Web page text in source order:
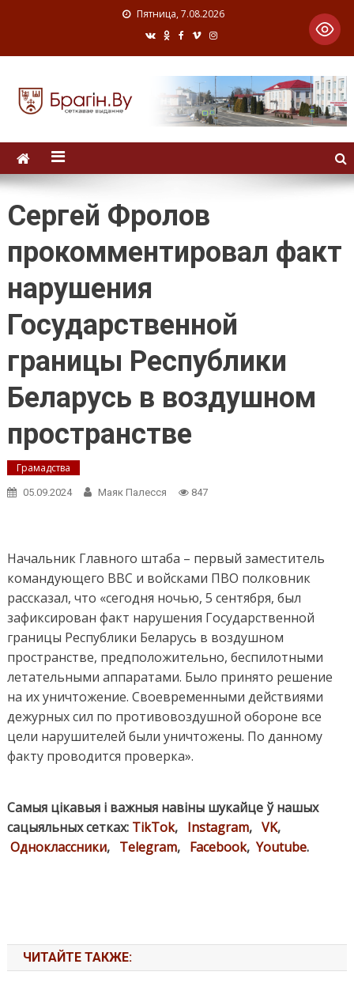
Пятница, 7.08.2026
Сергей Фролов
прокомментировал факт
нарушения
Государственной
границы Республики
Беларусь в воздушном
пространстве
Грамадства
05.09.2024 Маяк Палесся 847
Начальник Главного штаба – первый заместитель
командующего ВВС и войсками ПВО полковник
рассказал, что «сегодня ночью, 5 сентября, был
зафиксирован факт нарушения Государственной
границы Республики Беларусь в воздушном
пространстве, предположительно, беспилотными
летательными аппаратами. Было принято решение
на их уничтожение. Своевременными действиями
дежурных сил по противовоздушной обороне все
цели нарушителей были уничтожены. По данному
факту проводится проверка».
Самыя цікавыя і важныя навіны шукайце ў нашых
сацыяльных сетках: TikTok, Instagram, VK,
Одноклассники, Telegram, Facebook, Youtube.
ЧИТАЙТЕ ТАКЖЕ: